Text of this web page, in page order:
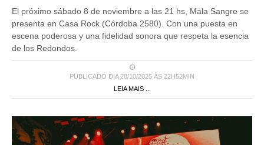
El próximo sábado 8 de noviembre a las 21 hs, Mala Sangre se
presenta en Casa Rock (Córdoba 2580). Con una puesta en
escena poderosa y una fidelidad sonora que respeta la esencia
de los Redondos.
PUBLICADO DIA 28/10/2025 ÀS 22H52MIN
LEIA MAIS ...